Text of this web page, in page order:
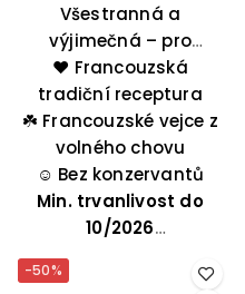
texturou a delikátní,
jemně bylinkovou
chutí. Kombinace
estragonu, šalotky a
kerblíku jí dodává
jedinečný charakter,
který skvěle doplní
nejen šťavnaté steaky
a hovězí maso, ale i
kuřecí nugetky, krůtí
filé, pečenou či
Všestranná a
výjimečná – pro
každého, kdo hledá
chuťovou dokonalost.
❤️ Francouzská
tradiční receptura
☘️ Francouzské vejce z
volného chovu
☺️ Bez konzervantů
Min. trvanlivost do
10/2026
-50%